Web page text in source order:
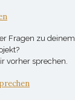
Fragen zu deinem
vorher sprechen.